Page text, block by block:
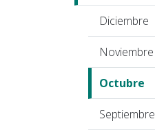
Diciembre
Noviembre
Octubre
Septiembre